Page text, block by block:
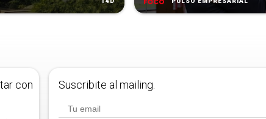
con
Suscribite al mailing.